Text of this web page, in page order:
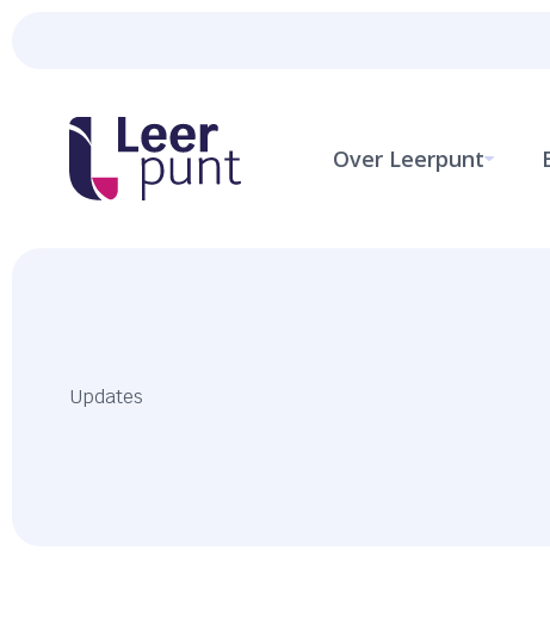
Over Leerpunt
Updates